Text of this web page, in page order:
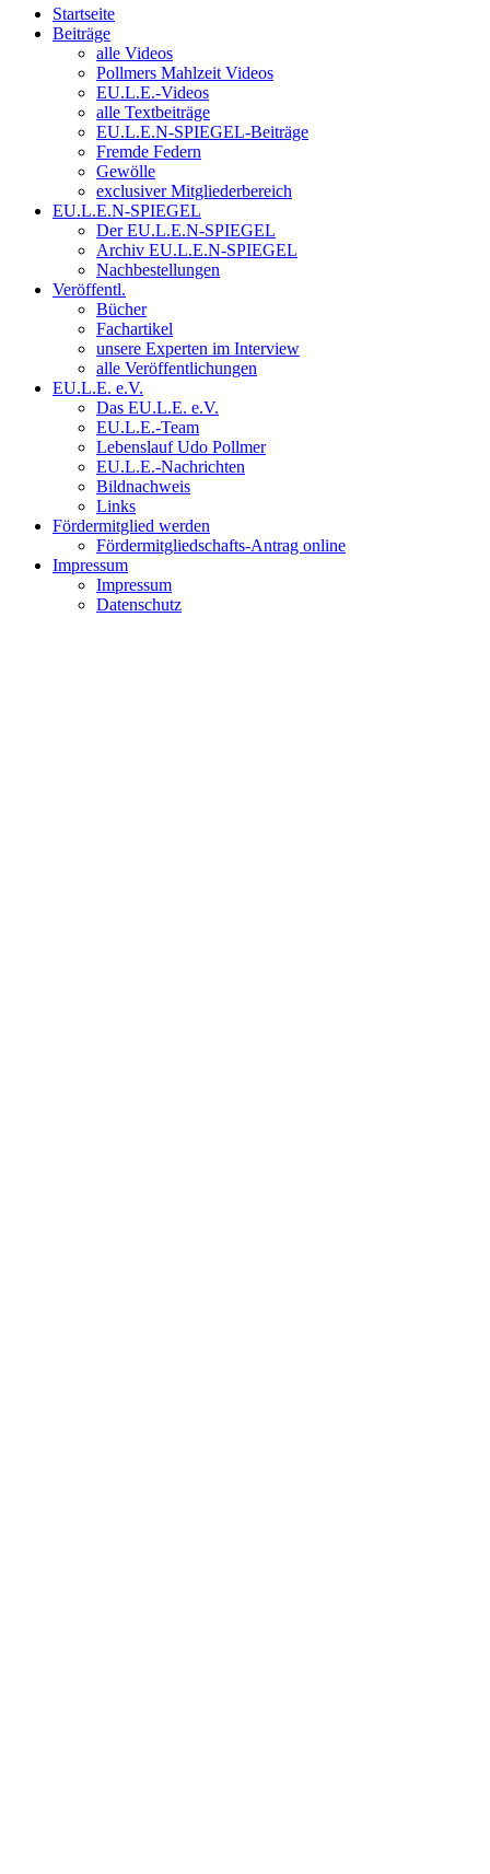
Startseite
Beiträge
alle Videos
Pollmers Mahlzeit Videos
EU.L.E.-Videos
alle Textbeiträge
EU.L.E.N-SPIEGEL-Beiträge
Fremde Federn
Gewölle
exclusiver Mitgliederbereich
EU.L.E.N-SPIEGEL
Der EU.L.E.N-SPIEGEL
Archiv EU.L.E.N-SPIEGEL
Nachbestellungen
Veröffentl.
Bücher
Fachartikel
unsere Experten im Interview
alle Veröffentlichungen
EU.L.E. e.V.
Das EU.L.E. e.V.
EU.L.E.-Team
Lebenslauf Udo Pollmer
EU.L.E.-Nachrichten
Bildnachweis
Links
Fördermitglied werden
Fördermitgliedschafts-Antrag online
Impressum
Impressum
Datenschutz